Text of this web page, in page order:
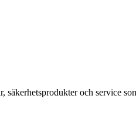
och service